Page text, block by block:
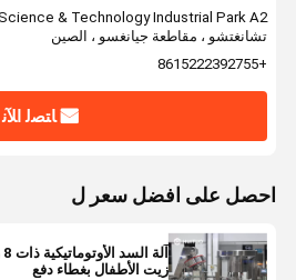
تشانغتشو ، مقاطعة جيانغسو ، الصين
+8615222392755
ﺎﺘﺼﻟ ﺍﻶﻧ
احصل على افضل سعر ل
زيت الأطفال بغطاء دفع